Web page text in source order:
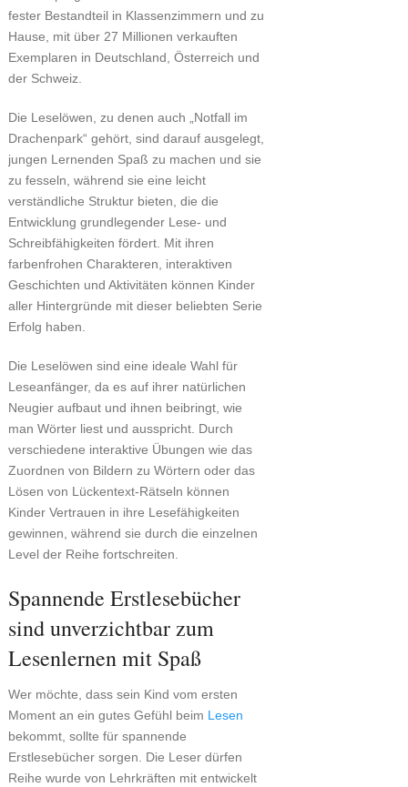
fester Bestandteil in Klassenzimmern und zu
Hause, mit über 27 Millionen verkauften
Exemplaren in Deutschland, Österreich und
der Schweiz.
Die Leselöwen, zu denen auch „Notfall im
Drachenpark“ gehört, sind darauf ausgelegt,
jungen Lernenden Spaß zu machen und sie
zu fesseln, während sie eine leicht
verständliche Struktur bieten, die die
Entwicklung grundlegender Lese- und
Schreibfähigkeiten fördert. Mit ihren
farbenfrohen Charakteren, interaktiven
Geschichten und Aktivitäten können Kinder
aller Hintergründe mit dieser beliebten Serie
Erfolg haben.
Die Leselöwen sind eine ideale Wahl für
Leseanfänger, da es auf ihrer natürlichen
Neugier aufbaut und ihnen beibringt, wie
man Wörter liest und ausspricht. Durch
verschiedene interaktive Übungen wie das
Zuordnen von Bildern zu Wörtern oder das
Lösen von Lückentext-Rätseln können
Kinder Vertrauen in ihre Lesefähigkeiten
gewinnen, während sie durch die einzelnen
Level der Reihe fortschreiten.
Spannende Erstlesebücher
sind unverzichtbar zum
Lesenlernen mit Spaß
Wer möchte, dass sein Kind vom ersten
Moment an ein gutes Gefühl beim Lesen
bekommt, sollte für spannende
Erstlesebücher sorgen. Die Leser dürfen
Reihe wurde von Lehrkräften mit entwickelt